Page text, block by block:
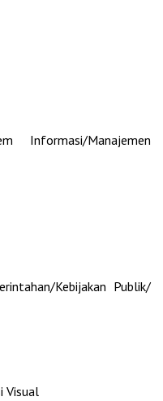
Informasi/Manajemen
Kebijakan Publik/
Visual